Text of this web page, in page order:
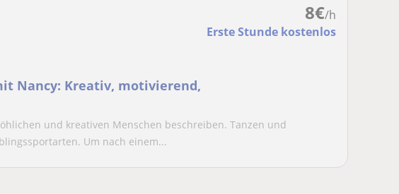
8€/h
Erste Stunde kostenlos
Nancy: Kreativ, motivierend,
und kreativen Menschen beschreiben. Tanzen und
Um nach einem...